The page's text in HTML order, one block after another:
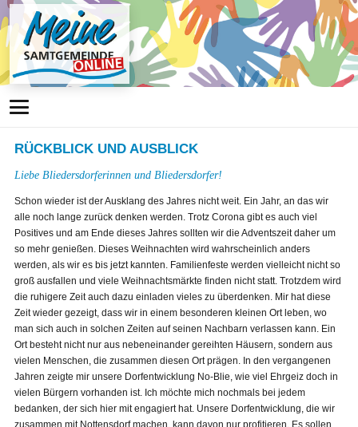
RÜCKBLICK UND AUSBLICK
Liebe Bliedersdorferinnen und Bliedersdorfer!
Schon wieder ist der Ausklang des Jahres nicht weit. Ein Jahr, an das wir
alle noch lange zurück denken werden. Trotz Corona gibt es auch viel
Positives und am Ende dieses Jahres sollten wir die Adventszeit daher um
so mehr genießen. Dieses Weihnachten wird wahrscheinlich anders
werden, als wir es bis jetzt kannten. Familienfeste werden vielleicht nicht so
groß ausfallen und viele Weihnachtsmärkte finden nicht statt. Trotzdem wird
die ruhigere Zeit auch dazu einladen vieles zu überdenken. Mir hat diese
Zeit wieder gezeigt, dass wir in einem besonderen kleinen Ort leben, wo
man sich auch in solchen Zeiten auf seinen Nachbarn verlassen kann. Ein
Ort besteht nicht nur aus nebeneinander gereihten Häusern, sondern aus
vielen Menschen, die zusammen diesen Ort prägen. In den vergangenen
Jahren zeigte mir unsere Dorfentwicklung No-Blie, wie viel Ehrgeiz doch in
vielen Bürgern vorhanden ist. Ich möchte mich nochmals bei jedem
bedanken, der sich hier mit engagiert hat. Unsere Dorfentwicklung, die wir
zusammen mit Nottensdorf machen, kann davon nur profitieren. Es sollen